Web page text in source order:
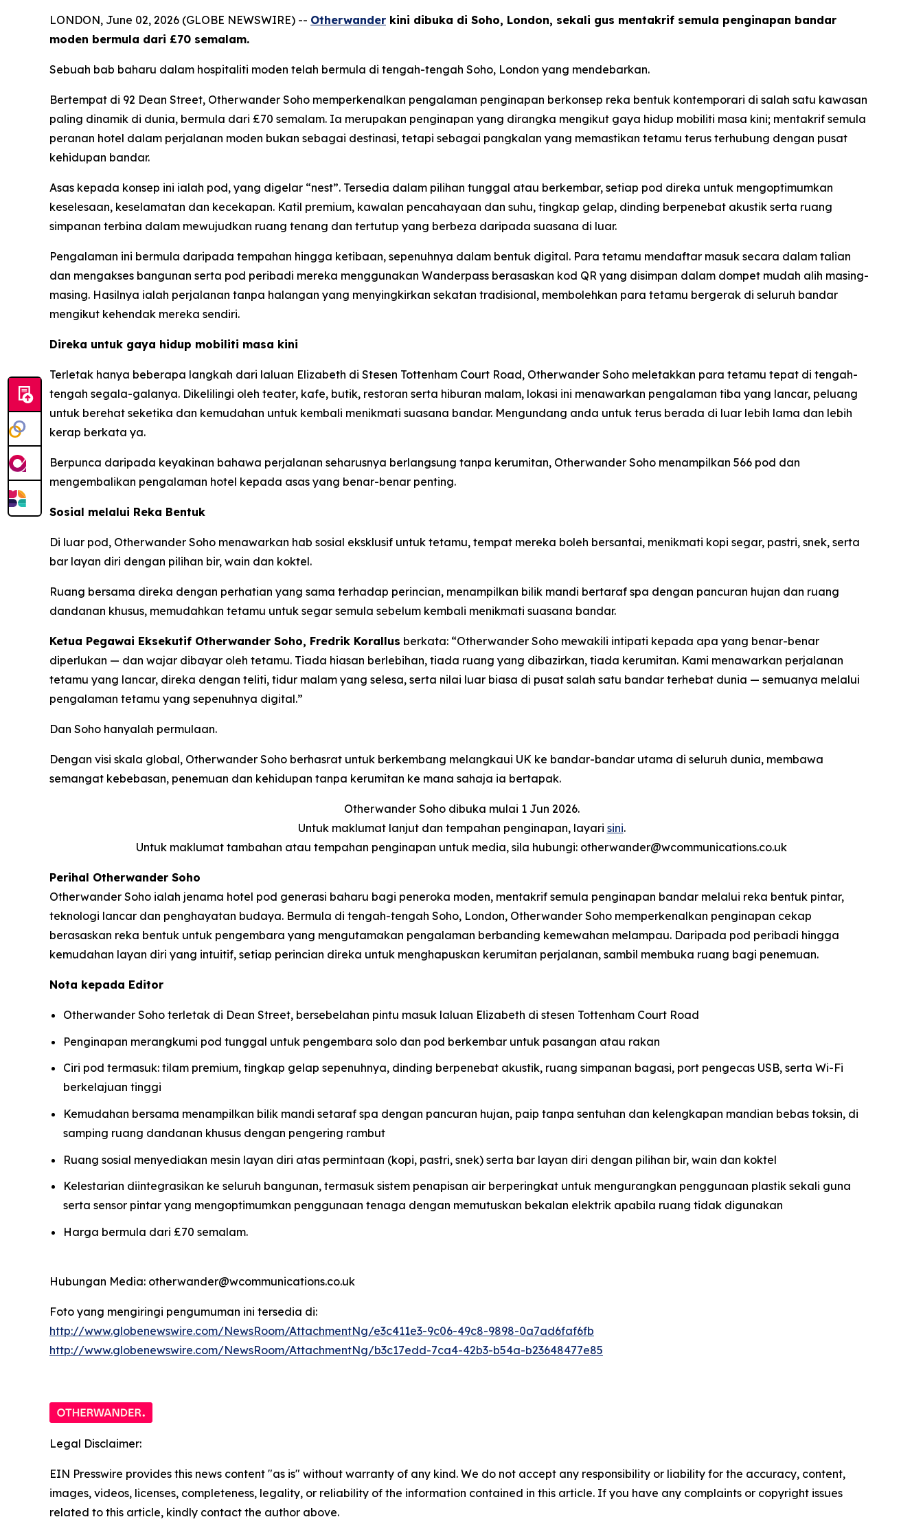
LONDON, June 02, 2026 (GLOBE NEWSWIRE) -- Otherwander kini dibuka di Soho, London, sekali gus mentakrif semula penginapan bandar
moden bermula dari £70 semalam.
Sebuah bab baharu dalam hospitaliti moden telah bermula di tengah-tengah Soho, London yang mendebarkan.
Bertempat di 92 Dean Street, Otherwander Soho memperkenalkan pengalaman penginapan berkonsep reka bentuk kontemporari di salah satu kawasan
paling dinamik di dunia, bermula dari £70 semalam. Ia merupakan penginapan yang dirangka mengikut gaya hidup mobiliti masa kini; mentakrif semula
peranan hotel dalam perjalanan moden bukan sebagai destinasi, tetapi sebagai pangkalan yang memastikan tetamu terus terhubung dengan pusat
kehidupan bandar.
Asas kepada konsep ini ialah pod, yang digelar “nest”. Tersedia dalam pilihan tunggal atau berkembar, setiap pod direka untuk mengoptimumkan
keselesaan, keselamatan dan kecekapan. Katil premium, kawalan pencahayaan dan suhu, tingkap gelap, dinding berpenebat akustik serta ruang
simpanan terbina dalam mewujudkan ruang tenang dan tertutup yang berbeza daripada suasana di luar.
Pengalaman ini bermula daripada tempahan hingga ketibaan, sepenuhnya dalam bentuk digital. Para tetamu mendaftar masuk secara dalam talian
dan mengakses bangunan serta pod peribadi mereka menggunakan Wanderpass berasaskan kod QR yang disimpan dalam dompet mudah alih masing-
masing. Hasilnya ialah perjalanan tanpa halangan yang menyingkirkan sekatan tradisional, membolehkan para tetamu bergerak di seluruh bandar
mengikut kehendak mereka sendiri.
Direka untuk gaya hidup mobiliti masa kini
Terletak hanya beberapa langkah dari laluan Elizabeth di Stesen Tottenham Court Road, Otherwander Soho meletakkan para tetamu tepat di tengah-
tengah segala-galanya. Dikelilingi oleh teater, kafe, butik, restoran serta hiburan malam, lokasi ini menawarkan pengalaman tiba yang lancar, peluang
untuk berehat seketika dan kemudahan untuk kembali menikmati suasana bandar. Mengundang anda untuk terus berada di luar lebih lama dan lebih
kerap berkata ya.
Berpunca daripada keyakinan bahawa perjalanan seharusnya berlangsung tanpa kerumitan, Otherwander Soho menampilkan 566 pod dan
mengembalikan pengalaman hotel kepada asas yang benar-benar penting.
Sosial melalui Reka Bentuk
Di luar pod, Otherwander Soho menawarkan hab sosial eksklusif untuk tetamu, tempat mereka boleh bersantai, menikmati kopi segar, pastri, snek, serta
bar layan diri dengan pilihan bir, wain dan koktel.
Ruang bersama direka dengan perhatian yang sama terhadap perincian, menampilkan bilik mandi bertaraf spa dengan pancuran hujan dan ruang
dandanan khusus, memudahkan tetamu untuk segar semula sebelum kembali menikmati suasana bandar.
Ketua Pegawai Eksekutif Otherwander Soho, Fredrik Korallus berkata: “Otherwander Soho mewakili intipati kepada apa yang benar-benar
diperlukan — dan wajar dibayar oleh tetamu. Tiada hiasan berlebihan, tiada ruang yang dibazirkan, tiada kerumitan. Kami menawarkan perjalanan
tetamu yang lancar, direka dengan teliti, tidur malam yang selesa, serta nilai luar biasa di pusat salah satu bandar terhebat dunia — semuanya melalui
pengalaman tetamu yang sepenuhnya digital.”
Dan Soho hanyalah permulaan.
Dengan visi skala global, Otherwander Soho berhasrat untuk berkembang melangkaui UK ke bandar-bandar utama di seluruh dunia, membawa
semangat kebebasan, penemuan dan kehidupan tanpa kerumitan ke mana sahaja ia bertapak.
Otherwander Soho dibuka mulai 1 Jun 2026.
Untuk maklumat lanjut dan tempahan penginapan, layari sini.
Untuk maklumat tambahan atau tempahan penginapan untuk media, sila hubungi: otherwander@wcommunications.co.uk
Perihal Otherwander Soho
Otherwander Soho ialah jenama hotel pod generasi baharu bagi peneroka moden, mentakrif semula penginapan bandar melalui reka bentuk pintar,
teknologi lancar dan penghayatan budaya. Bermula di tengah-tengah Soho, London, Otherwander Soho memperkenalkan penginapan cekap
berasaskan reka bentuk untuk pengembara yang mengutamakan pengalaman berbanding kemewahan melampau. Daripada pod peribadi hingga
kemudahan layan diri yang intuitif, setiap perincian direka untuk menghapuskan kerumitan perjalanan, sambil membuka ruang bagi penemuan.
Nota kepada Editor
Otherwander Soho terletak di Dean Street, bersebelahan pintu masuk laluan Elizabeth di stesen Tottenham Court Road
Penginapan merangkumi pod tunggal untuk pengembara solo dan pod berkembar untuk pasangan atau rakan
Ciri pod termasuk: tilam premium, tingkap gelap sepenuhnya, dinding berpenebat akustik, ruang simpanan bagasi, port pengecas USB, serta Wi-Fi
berkelajuan tinggi
Kemudahan bersama menampilkan bilik mandi setaraf spa dengan pancuran hujan, paip tanpa sentuhan dan kelengkapan mandian bebas toksin, di
samping ruang dandanan khusus dengan pengering rambut
Ruang sosial menyediakan mesin layan diri atas permintaan (kopi, pastri, snek) serta bar layan diri dengan pilihan bir, wain dan koktel
Kelestarian diintegrasikan ke seluruh bangunan, termasuk sistem penapisan air berperingkat untuk mengurangkan penggunaan plastik sekali guna
serta sensor pintar yang mengoptimumkan penggunaan tenaga dengan memutuskan bekalan elektrik apabila ruang tidak digunakan
Harga bermula dari £70 semalam.
Hubungan Media: otherwander@wcommunications.co.uk
Foto yang mengiringi pengumuman ini tersedia di:
http://www.globenewswire.com/NewsRoom/AttachmentNg/e3c411e3-9c06-49c8-9898-0a7ad6faf6fb
http://www.globenewswire.com/NewsRoom/AttachmentNg/b3c17edd-7ca4-42b3-b54a-b23648477e85
Legal Disclaimer:
EIN Presswire provides this news content "as is" without warranty of any kind. We do not accept any responsibility or liability for the accuracy, content,
images, videos, licenses, completeness, legality, or reliability of the information contained in this article. If you have any complaints or copyright issues
related to this article, kindly contact the author above.